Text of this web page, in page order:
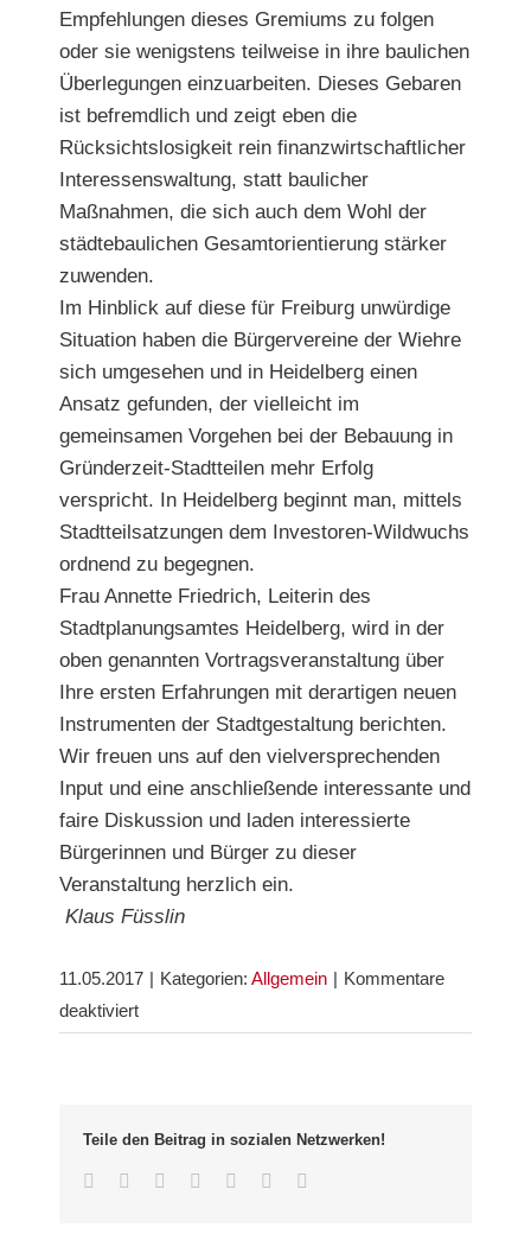
Empfehlungen dieses Gremiums zu folgen
oder sie wenigstens teilweise in ihre baulichen
Überlegungen einzuarbeiten. Dieses Gebaren
ist befremdlich und zeigt eben die
Rücksichtslosigkeit rein finanzwirtschaftlicher
Interessenswaltung, statt baulicher
Maßnahmen, die sich auch dem Wohl der
städtebaulichen Gesamtorientierung stärker
zuwenden.
Im Hinblick auf diese für Freiburg unwürdige
Situation haben die Bürgervereine der Wiehre
sich umgesehen und in Heidelberg einen
Ansatz gefunden, der vielleicht im
gemeinsamen Vorgehen bei der Bebauung in
Gründerzeit-Stadtteilen mehr Erfolg
verspricht. In Heidelberg beginnt man, mittels
Stadtteilsatzungen dem Investoren-Wildwuchs
ordnend zu begegnen.
Frau Annette Friedrich, Leiterin des
Stadtplanungsamtes Heidelberg, wird in der
oben genannten Vortragsveranstaltung über
Ihre ersten Erfahrungen mit derartigen neuen
Instrumenten der Stadtgestaltung berichten.
Wir freuen uns auf den vielversprechenden
Input und eine anschließende interessante und
faire Diskussion und laden interessierte
Bürgerinnen und Bürger zu dieser
Veranstaltung herzlich ein.
Klaus Füsslin
11.05.2017 | Kategorien: Allgemein | Kommentare
deaktiviertfür
Wiehre
wahren
Teile den Beitrag in sozialen Netzwerken!
Facebook
TwitterLinkedInWhatsappGoogle+Pinterest